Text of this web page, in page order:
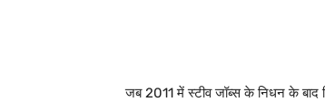
जब 2011 में स्टीव जॉब्स के निधन के बाद